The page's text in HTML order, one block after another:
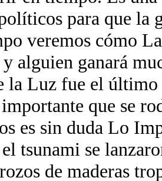
para que la
veremos cómo
alguien ganará
la Luz fue el
que se
es sin duda Lo
tsunami se
de maderas